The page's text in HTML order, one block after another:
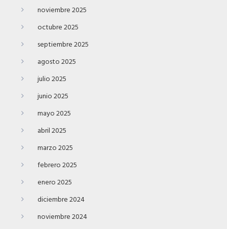
noviembre 2025
octubre 2025
septiembre 2025
agosto 2025
julio 2025
junio 2025
mayo 2025
abril 2025
marzo 2025
febrero 2025
enero 2025
diciembre 2024
noviembre 2024